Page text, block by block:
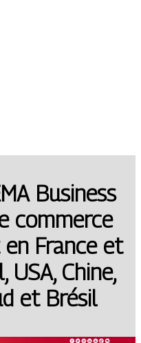
Business
commerce
France et
USA, Chine,
et Brésil